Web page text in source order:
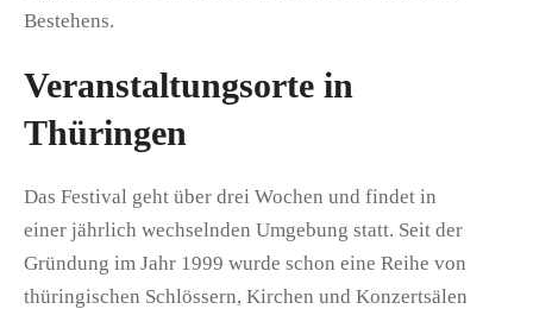
Bestehens.
Veranstaltungsorte in
Thüringen
Das Festival geht über drei Wochen und findet in
einer jährlich wechselnden Umgebung statt. Seit der
Gründung im Jahr 1999 wurde schon eine Reihe von
thüringischen Schlössern, Kirchen und Konzertsälen